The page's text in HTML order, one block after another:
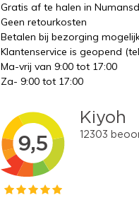
Gratis af te halen in
Geen retourkosten
Betalen bij bezorging
Klantenservice is geopend
Ma-vrij van 9:00 tot 17:00
Za- 9:00 tot 17:00